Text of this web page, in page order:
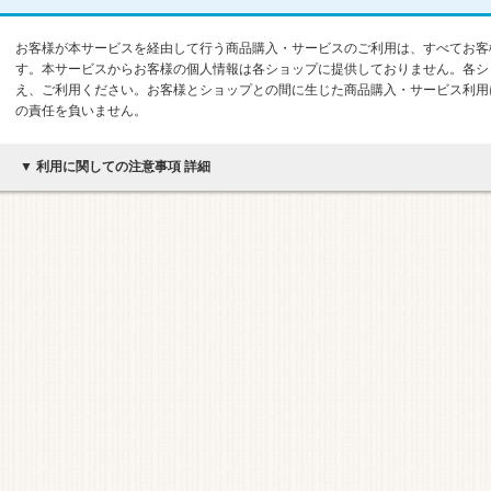
お客様が本サービスを経由して行う商品購入・サービスのご利用は、すべてお
す。本サービスからお客様の個人情報は各ショップに提供しておりません。各
え、ご利用ください。お客様とショップとの間に生じた商品購入・サービス利
の責任を負いません。
▼ 利用に関しての注意事項 詳細